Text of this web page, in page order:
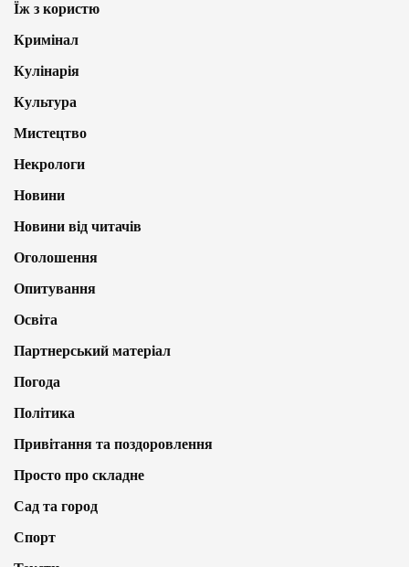
Їж з користю
Кримінал
Кулінарія
Культура
Мистецтво
Некрологи
Новини
Новини від читачів
Оголошення
Опитування
Освіта
Партнерський матеріал
Погода
Політика
Привітання та поздоровлення
Просто про складне
Сад та город
Спорт